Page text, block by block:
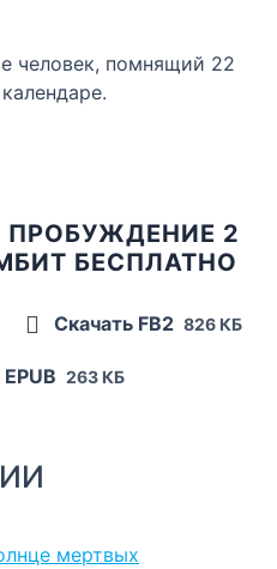
человек, помнящий 22
ПРОБУЖДЕНИЕ 2
БЕСПЛАТНО
Скачать FB2 826 КБ
263 КБ
мертвых